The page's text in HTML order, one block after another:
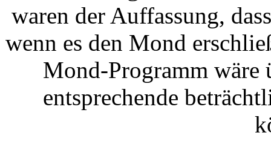
waren der Auffassung,
wenn es den Mond
Mond-Programm wäre
entsprechende